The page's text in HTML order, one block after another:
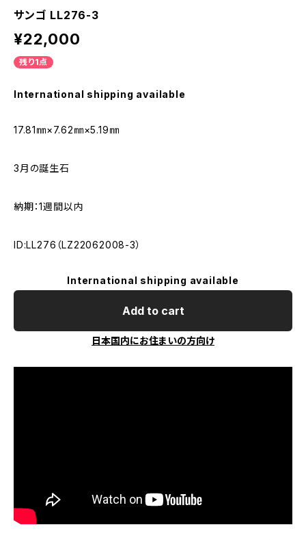
サンゴ LL276-3
¥22,000
残り1点
International shipping available
17.81㎜×7.62㎜×5.19㎜
3月の誕生石
納期：1週間以内
ID:LL276（LZ22062008-3）
International shipping available
Add to cart
日本国内にお住まいの方向け